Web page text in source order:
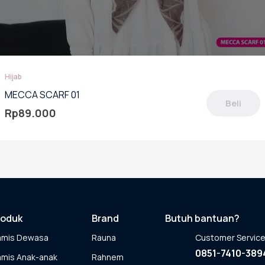
Hijab
MECCA SCARF 01
Rp89.000
Beli
Dewasa
Anak-anak
Brand
Rauna
Rahnem
Butuh bantuan?
Customer
0851-7410-